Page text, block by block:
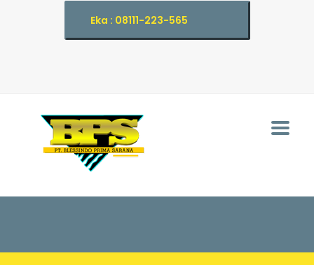
Eka : 08111-223-565